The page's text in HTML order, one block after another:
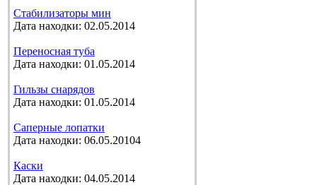
Стабилизаторы мин
Дата находки: 02.05.2014
Переносная туба
Дата находки: 01.05.2014
Гильзы снарядов
Дата находки: 01.05.2014
Саперные лопатки
Дата находки: 06.05.20104
Каски
Дата находки: 04.05.2014